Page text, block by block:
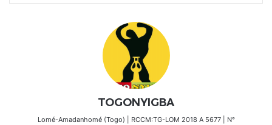
TOGONYIGBA
Lomé-Amadanhomé (Togo) | RCCM:TG-LOM 2018 A 5677 | N°